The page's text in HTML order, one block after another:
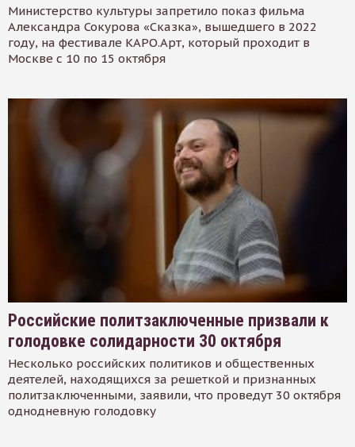
Министерство культуры запретило показ фильма
Александра Сокурова «Сказка», вышедшего в 2022
году, на фестивале КАРО.Арт, который проходит в
Москве с 10 по 15 октября
Российские политзаключенные призвали к
голодовке солидарности 30 октября
Несколько российских политиков и общественных
деятелей, находящихся за решеткой и признанных
политзаключенными, заявили, что проведут 30 октября
однодневную голодовку